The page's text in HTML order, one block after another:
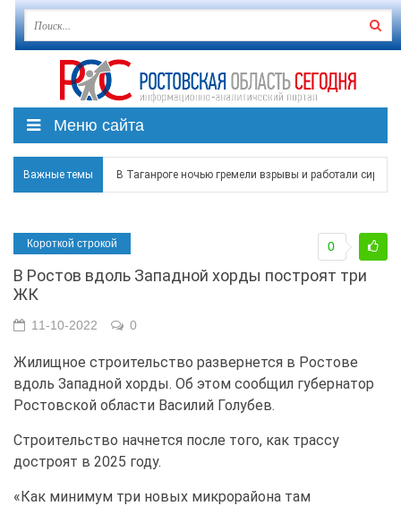
Меню сайта
Важные темы В Таганроге ночью гремели взрывы и работали сирены
Застройщики: градостроительная политика на Дону
Режим ЧС регионального характера начал
В Чеховской библиотеке Таганрога открылась
Короткой строкой
В Ростов вдоль Западной хорды построят три
ЖК
0
11-10-2022 0
Жилищное строительство развернется в Ростове
вдоль Западной хорды. Об этом сообщил губернатор
Ростовской области Василий Голубев.
Строительство начнется после того, как трассу
достроят в 2025 году.
«Как минимум три новых микрорайона там